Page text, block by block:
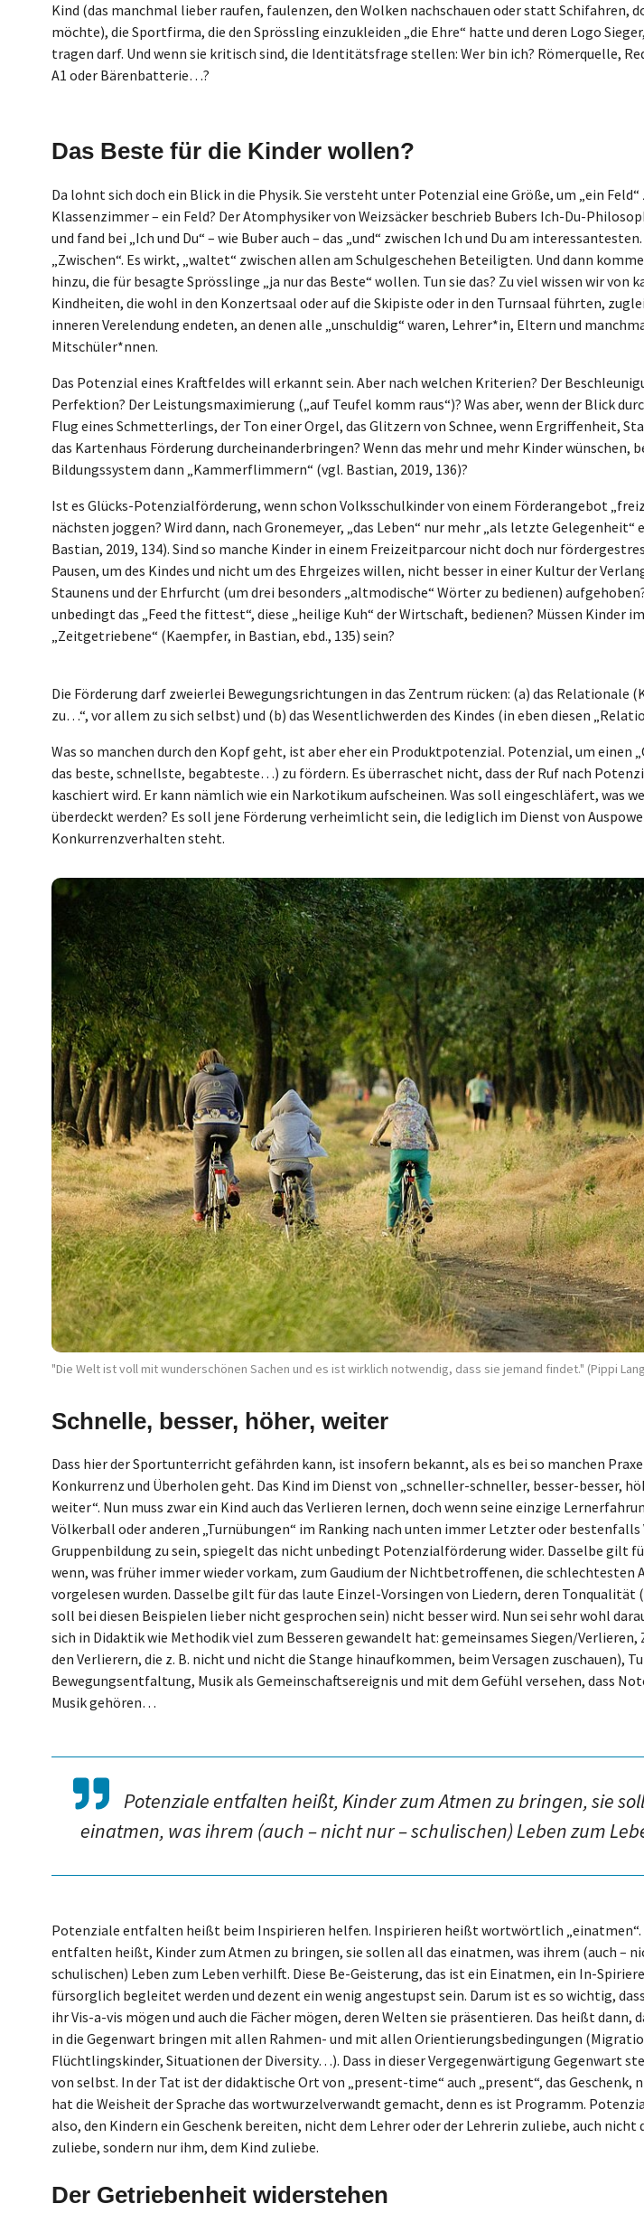
Kind (das manchmal lieber raufen, faulenzen, den Wolken nachschauen oder statt Schifahren,
möchte), die Sportfirma, die den Sprössling einzukleiden „die Ehre“ hatte und deren Logo
tragen darf. Und wenn sie kritisch sind, die Identitätsfrage stellen: Wer bin ich? Römerquelle,
A1 oder Bärenbatterie…?
Das Beste für die Kinder wollen?
Da lohnt sich doch ein Blick in die Physik. Sie versteht unter Potenzial eine Größe, um „ein Feld“
Klassenzimmer – ein Feld? Der Atomphysiker von Weizsäcker beschrieb Bubers Ich-Du-
und fand bei „Ich und Du“ – wie Buber auch – das „und“ zwischen Ich und Du am
„Zwischen“. Es wirkt, „waltet“ zwischen allen am Schulgeschehen Beteiligten. Und dann
hinzu, die für besagte Sprösslinge „ja nur das Beste“ wollen. Tun sie das? Zu viel wissen wir von
Kindheiten, die wohl in den Konzertsaal oder auf die Skipiste oder in den Turnsaal führten,
inneren Verelendung endeten, an denen alle „unschuldig“ waren, Lehrer*in, Eltern und
Mitschüler*nnen.
Das Potenzial eines Kraftfeldes will erkannt sein. Aber nach welchen Kriterien? Der
Perfektion? Der Leistungsmaximierung („auf Teufel komm raus“)? Was aber, wenn der Blick
Flug eines Schmetterlings, der Ton einer Orgel, das Glitzern von Schnee, wenn Ergriffenheit,
das Kartenhaus Förderung durcheinanderbringen? Wenn das mehr und mehr Kinder wünschen,
Bildungssystem dann „Kammerflimmern“ (vgl. Bastian, 2019, 136)?
Ist es Glücks-Potenzialförderung, wenn schon Volksschulkinder von einem Förderangebot
nächsten joggen? Wird dann, nach Gronemeyer, „das Leben“ nur mehr „als letzte Gelegenheit“
Bastian, 2019, 134). Sind so manche Kinder in einem Freizeitparcour nicht doch nur
Pausen, um des Kindes und nicht um des Ehrgeizes willen, nicht besser in einer Kultur der
Staunens und der Ehrfurcht (um drei besonders „altmodische“ Wörter zu bedienen)
unbedingt das „Feed the fittest“, diese „heilige Kuh“ der Wirtschaft, bedienen? Müssen Kinder
„Zeitgetriebene“ (Kaempfer, in Bastian, ebd., 135) sein?
Die Förderung darf zweierlei Bewegungsrichtungen in das Zentrum rücken: (a) das Relationale
zu…“, vor allem zu sich selbst) und (b) das Wesentlichwerden des Kindes (in eben diesen
Was so manchen durch den Kopf geht, ist aber eher ein Produktpotenzial. Potenzial, um einen
das beste, schnellste, begabteste…) zu fördern. Es überraschet nicht, dass der Ruf nach
kaschiert wird. Er kann nämlich wie ein Narkotikum aufscheinen. Was soll eingeschläfert, was
überdeckt werden? Es soll jene Förderung verheimlicht sein, die lediglich im Dienst von
Konkurrenzverhalten steht.
"Die Welt ist voll mit wunderschönen Sachen und es ist wirklich notwendig, dass sie jemand findet." (Pippi
Schnelle, besser, höher, weiter
Dass hier der Sportunterricht gefährden kann, ist insofern bekannt, als es bei so manchen
Konkurrenz und Überholen geht. Das Kind im Dienst von „schneller-schneller, besser-besser,
weiter“. Nun muss zwar ein Kind auch das Verlieren lernen, doch wenn seine einzige
Völkerball oder anderen „Turnübungen“ im Ranking nach unten immer Letzter oder
Gruppenbildung zu sein, spiegelt das nicht unbedingt Potenzialförderung wider. Dasselbe gilt
wenn, was früher immer wieder vorkam, zum Gaudium der Nichtbetroffenen, die schlechtesten
vorgelesen wurden. Dasselbe gilt für das laute Einzel-Vorsingen von Liedern, deren Tonqualität
soll bei diesen Beispielen lieber nicht gesprochen sein) nicht besser wird. Nun sei sehr wohl
sich in Didaktik wie Methodik viel zum Besseren gewandelt hat: gemeinsames Siegen/
den Verlierern, die z. B. nicht und nicht die Stange hinaufkommen, beim Versagen zuschauen),
Bewegungsentfaltung, Musik als Gemeinschaftsereignis und mit dem Gefühl versehen, dass
Musik gehören…
Potenziale entfalten heißt, Kinder zum Atmen zu bringen, sie
einatmen, was ihrem (auch – nicht nur – schulischen) Leben zum
Potenziale entfalten heißt beim Inspirieren helfen. Inspirieren heißt wortwörtlich
entfalten heißt, Kinder zum Atmen zu bringen, sie sollen all das einatmen, was ihrem (auch –
schulischen) Leben zum Leben verhilft. Diese Be-Geisterung, das ist ein Einatmen, ein In-
fürsorglich begleitet werden und dezent ein wenig angestupst sein. Darum ist es so wichtig,
ihr Vis-a-vis mögen und auch die Fächer mögen, deren Welten sie präsentieren. Das heißt dann,
in die Gegenwart bringen mit allen Rahmen- und mit allen Orientierungsbedingungen
Flüchtlingskinder, Situationen der Diversity…). Dass in dieser Vergegenwärtigung Gegenwart
von selbst. In der Tat ist der didaktische Ort von „present-time“ auch „present“, das Geschenk,
hat die Weisheit der Sprache das wortwurzelverwandt gemacht, denn es ist Programm.
also, den Kindern ein Geschenk bereiten, nicht dem Lehrer oder der Lehrerin zuliebe, auch nicht
zuliebe, sondern nur ihm, dem Kind zuliebe.
Der Getriebenheit widerstehen